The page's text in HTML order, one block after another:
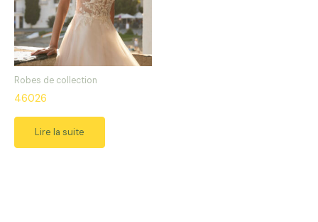
Robes de collection
46026
Lire la suite